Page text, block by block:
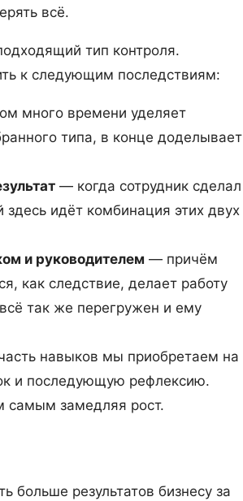
всё.
тип контроля.
к следующим последствиям:
много времени уделяет
типа, в конце доделывает
— когда сотрудник сделал
идёт комбинация этих двух
и руководителем — причём
как следствие, делает работу
так же перегружен и ему
навыков мы приобретаем на
и последующую рефлексию.
самым замедляя рост.
больше результатов бизнесу за